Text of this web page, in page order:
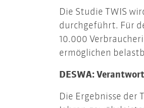
Die Studie TWIS
durchgeführt. Für
10.000
ermöglichen
DESWA:
Die Ergebnisse der